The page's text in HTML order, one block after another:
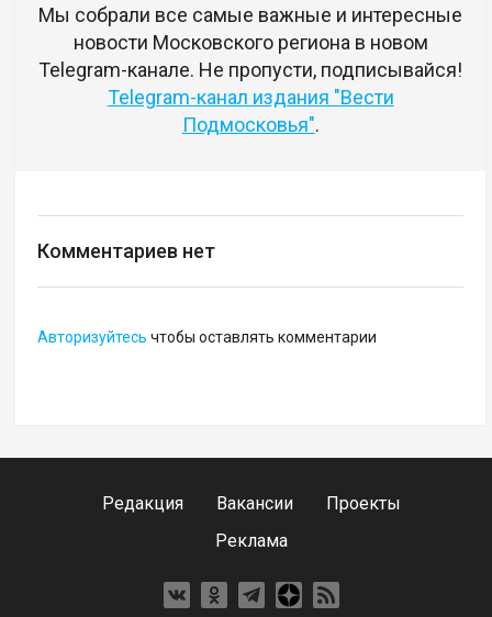
Мы собрали все самые важные и интересные
новости Московского региона в новом
Telegram-канале. Не пропусти, подписывайся!
Telegram-канал издания "Вести
Подмосковья".
Комментариев нет
Авторизуйтесь чтобы оставлять комментарии
Редакция Вакансии
Проекты
Реклама